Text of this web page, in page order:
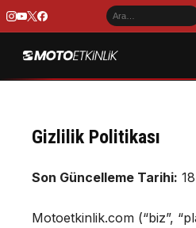
Gizlilik Politikası
Son Güncelleme Tarihi:
Motoetkinlik.com (“biz”,